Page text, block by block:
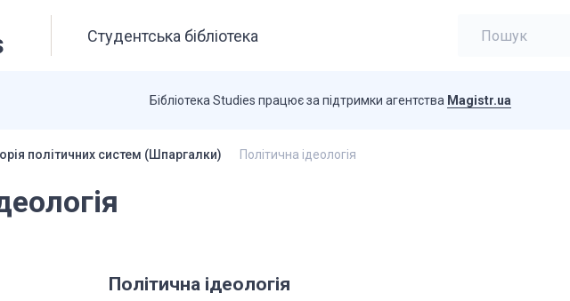
Студентська бібліотека
Бібліотека Studies працює за підтримки агентства Magistr.ua
політичних систем (Шпаргалки) Політична ідеологія
Політична ідеологія